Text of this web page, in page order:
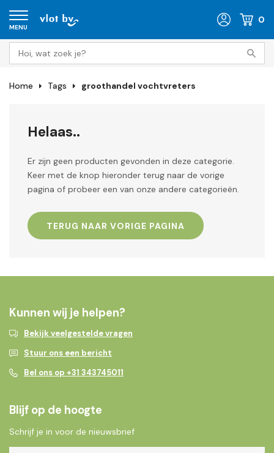
MENU
0
Home Tags groothandel vochtvreters
Helaas..
Er zijn geen producten gevonden in deze categorie.
Keer met de knop hieronder terug naar de vorige
pagina of probeer een van onze andere categorieën.
TERUG NAAR VORIGE PAGINA
Kunnen wij je helpen?
Bekijk veelgestelde vragen
Stuur ons een bericht
Bel ons op +31 343745011
Blijf op de hoogte
Schrijf je in voor de nieuwsbrief